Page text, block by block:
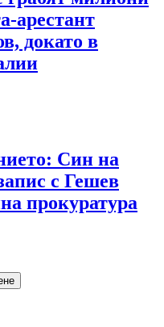
арестант
докато в
Син на
с Гешев
прокуратура